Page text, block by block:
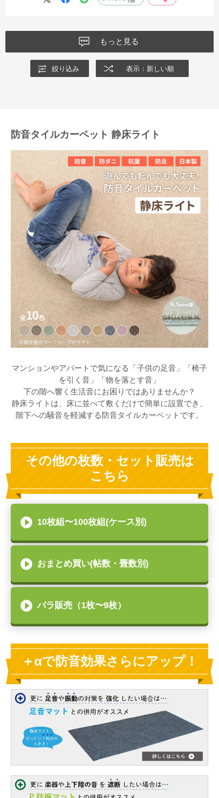
もっと見る
絞り込み 表示：新しい順
防音タイルカーペット 静床ライト
マンションやアパートで気になる「子供の足音」「椅子
を引く音」「物を落とす音」
下の階へ響く生活音にお困りではありませんか？
静床ライトは、床に並べて敷くだけで簡単に設置でき、
階下への騒音を軽減する防音タイルカーペットです。
その他の枚数・セット販売は
こちら
10枚組〜100枚組(ケース別)
おまとめ買い(帖数・畳数別)
バラ販売（1枚〜9枚）
＋αで防音効果さらにアップ！